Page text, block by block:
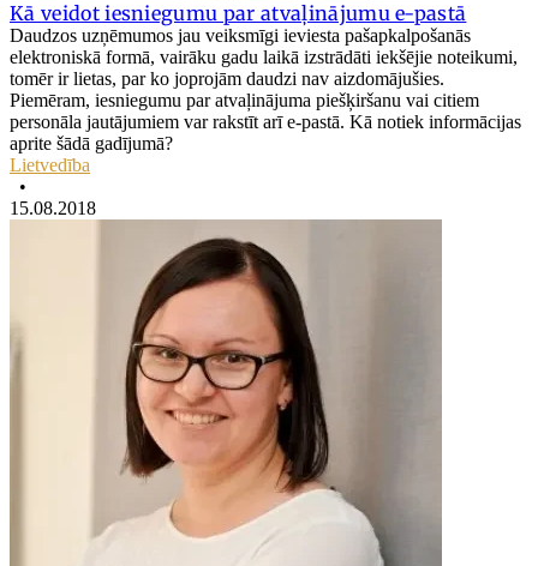
Kā veidot iesniegumu par atvaļinājumu e-pastā
Daudzos uzņēmumos jau veiksmīgi ieviesta pašapkalpošanās
elektroniskā formā, vairāku gadu laikā izstrādāti iekšējie noteikumi,
tomēr ir lietas, par ko joprojām daudzi nav aizdomājušies.
Piemēram, iesniegumu par atvaļinājuma piešķiršanu vai citiem
personāla jautājumiem var rakstīt arī e-pastā. Kā notiek informācijas
aprite šādā gadījumā?
Lietvedība
•
15.08.2018